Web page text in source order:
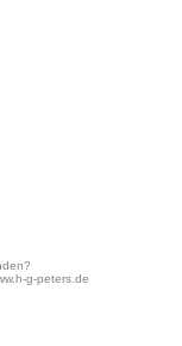
g-peters.de